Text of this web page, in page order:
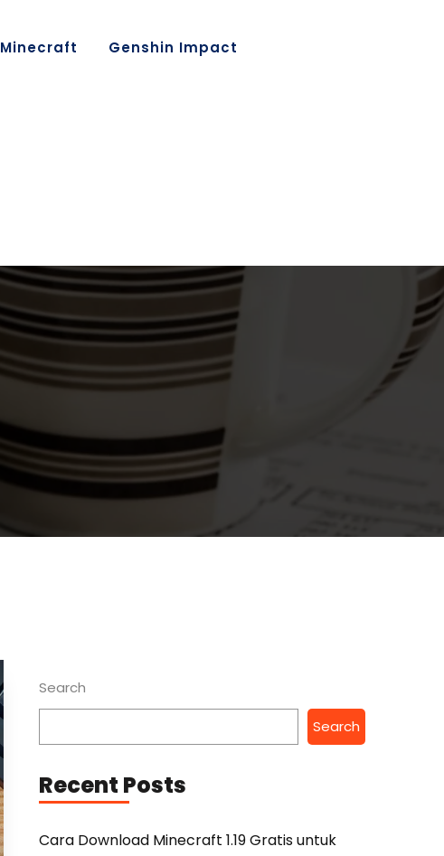
Minecraft Genshin Impact
Search
Search
Recent Posts
Cara Download Minecraft 1.19 Gratis untuk